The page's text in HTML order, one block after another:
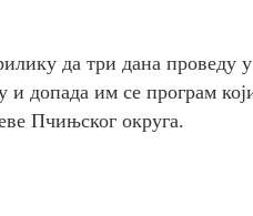
да три дана проведу
и допада им се програм
Пчињског округа.